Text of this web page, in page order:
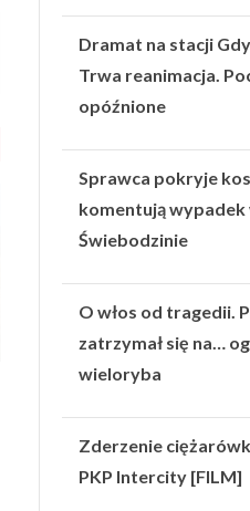
Dramat na stacji
Trwa reanimacja.
opóźnione
Sprawca pokryje
komentują wypadek
Świebodzinie
O włos od tragedii.
zatrzymał się na…
wieloryba
Zderzenie
PKP Intercity [FILM]